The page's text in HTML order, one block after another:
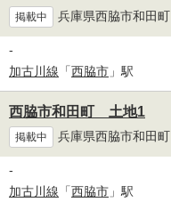
掲載中 兵庫県西脇市和田町
-
加古川線 「西脇市 」駅
西脇市和田町 土地1
掲載中 兵庫県西脇市和田町
-
加古川線 「西脇市 」駅